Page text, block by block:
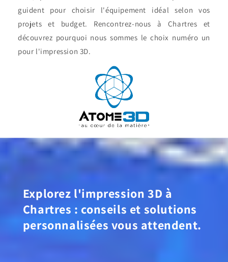
guident pour choisir l'équipement idéal selon vos
projets et budget. Rencontrez-nous à Chartres et
découvrez pourquoi nous sommes le choix numéro un
pour l'impression 3D.
Explorez l'impression 3D à
Chartres : conseils et solutions
personnalisées vous attendent.